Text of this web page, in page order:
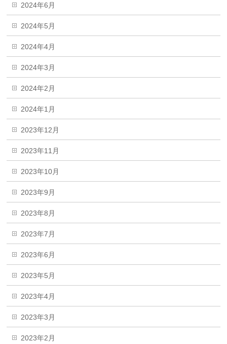
2024年6月
2024年5月
2024年4月
2024年3月
2024年2月
2024年1月
2023年12月
2023年11月
2023年10月
2023年9月
2023年8月
2023年7月
2023年6月
2023年5月
2023年4月
2023年3月
2023年2月